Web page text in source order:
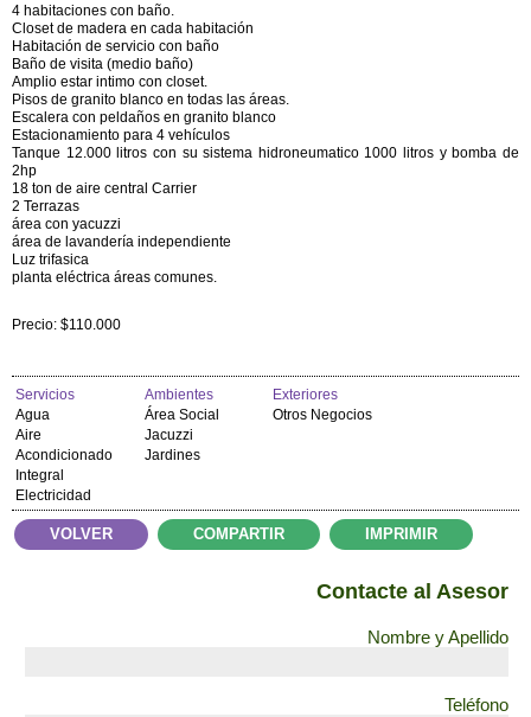
4 habitaciones con baño.
Closet de madera en cada habitación
Habitación de servicio con baño
Baño de visita (medio baño)
Amplio estar intimo con closet.
Pisos de granito blanco en todas las áreas.
Escalera con peldaños en granito blanco
Estacionamiento para 4 vehículos
Tanque 12.000 litros con su sistema hidroneumatico 1000 litros y bomba de
2hp
18 ton de aire central Carrier
2 Terrazas
área con yacuzzi
área de lavandería independiente
Luz trifasica
planta eléctrica áreas comunes.
Precio: $110.000
Servicios
Agua
Aire
Acondicionado
Integral
Electricidad
Ambientes
Área Social
Jacuzzi
Jardines
Exteriores
Otros Negocios
VOLVER COMPARTIR IMPRIMIR
Contacte al Asesor
Nombre y Apellido
Teléfono